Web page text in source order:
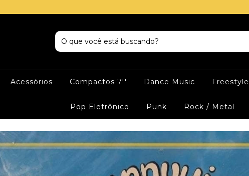
Acessórios Compactos 7'' Dance Music Freestyle
Pop Eletrônico Punk Rock / Metal